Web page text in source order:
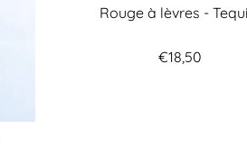
Rouge à lèvres -
€18,50